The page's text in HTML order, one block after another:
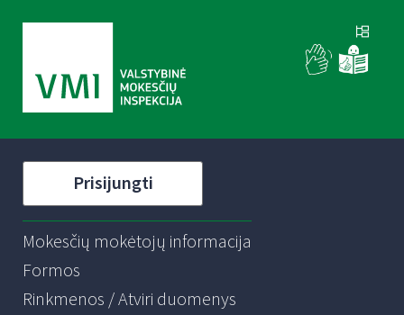
Prisijungti
Mokesčių mokėtojų informacija
Formos
Rinkmenos / Atviri duomenys